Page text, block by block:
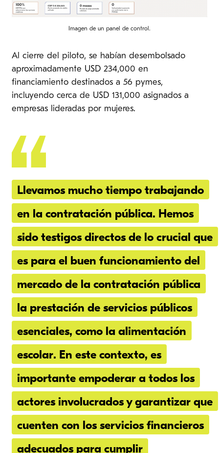
Imagen de un panel de control.
Al cierre del piloto, se habían desembolsado
aproximadamente USD 234,000 en
financiamiento destinados a 56 pymes,
incluyendo cerca de USD 131,000 asignados a
empresas lideradas por mujeres.
Llevamos mucho tiempo trabajando
en la contratación pública. Hemos
sido testigos directos de lo crucial que
es para el buen funcionamiento del
mercado de la contratación pública
la prestación de servicios públicos
esenciales, como la alimentación
escolar. En este contexto, es
importante empoderar a todos los
actores involucrados y garantizar que
cuenten con los servicios financieros
adecuados para cumplir